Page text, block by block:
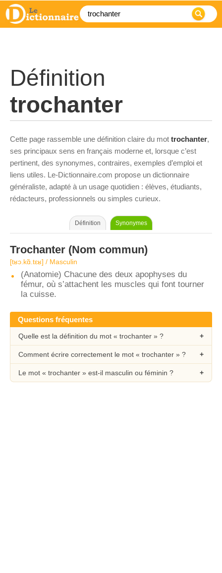
Définition
trochanter
Cette page rassemble une définition claire du mot trochanter,
ses principaux sens en français moderne et, lorsque c’est
pertinent, des synonymes, contraires, exemples d’emploi et
liens utiles. Le-Dictionnaire.com propose un dictionnaire
généraliste, adapté à un usage quotidien : élèves, étudiants,
rédacteurs, professionnels ou simples curieux.
Définition Synonymes
Trochanter (Nom commun)
[tʁɔ.kɑ̃.tɛʁ] / Masculin
(Anatomie) Chacune des deux apophyses du
fémur, où s’attachent les muscles qui font tourner
la cuisse.
Questions fréquentes
Quelle est la définition du mot « trochanter » ?
Comment écrire correctement le mot « trochanter » ?
Le mot « trochanter » est-il masculin ou féminin ?